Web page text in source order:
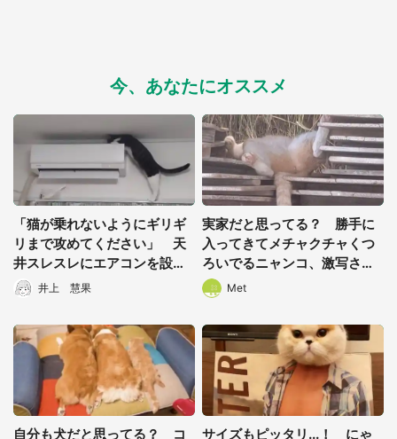
今、あなたにオススメ
「猫が乗れないようにギリギ
リまで攻めてください」 天
井スレスレにエアコンを設置
してもらった結果がこちらで
す
井上 慧果
実家だと思ってる？ 勝手に
入ってきてメチャクチャくつ
ろいでるニャンコ、激写され
る
Met
自分も犬だと思ってる？ コ
サイズもピッタリ...！ にゃ